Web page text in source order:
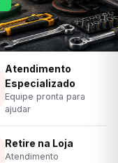
Atendimento
Especializado
Equipe pronta para
ajudar
Retire na Loja
Atendimento